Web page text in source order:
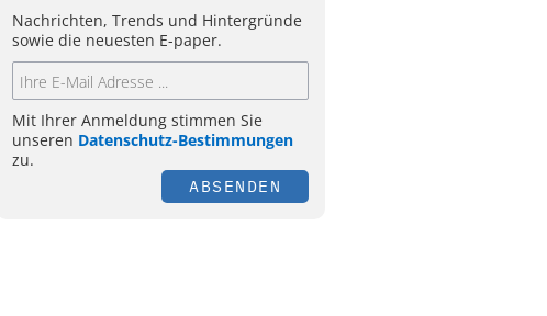
Nachrichten, Trends und Hintergründe
sowie die neuesten E-paper.
Mit Ihrer Anmeldung stimmen Sie
unseren Datenschutz-Bestimmungen
zu.
ABSENDEN